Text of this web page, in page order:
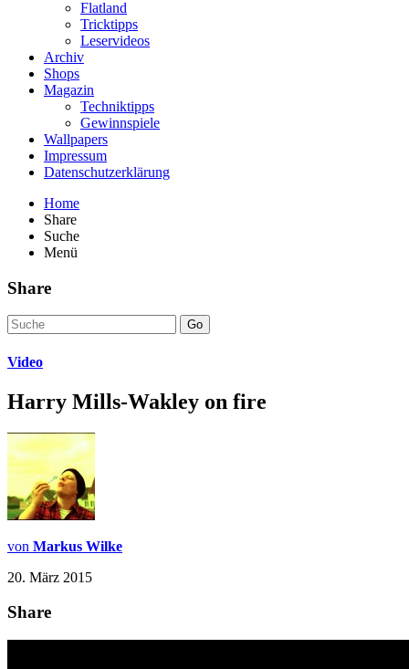
Flatland
Tricktipps
Leservideos
Archiv
Shops
Magazin
Techniktipps
Gewinnspiele
Wallpapers
Impressum
Datenschutzerklärung
Home
Share
Suche
Menü
Share
Go
Video
Harry Mills-Wakley on fire
von Markus Wilke
20. März 2015
Share